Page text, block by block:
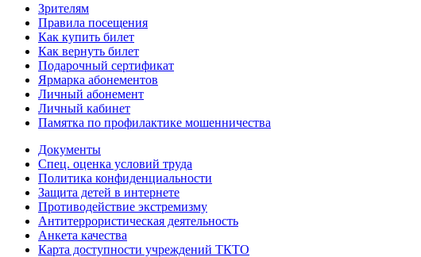
Зрителям
Правила посещения
Как купить билет
Как вернуть билет
Подарочный сертификат
Ярмарка абонементов
Личный абонемент
Личный кабинет
Памятка по профилактике мошенничества
Документы
Спец. оценка условий труда
Политика конфиденциальности
Защита детей в интернете
Противодействие экстремизму
Антитеррористическая деятельность
Анкета качества
Карта доступности учреждений ТКТО